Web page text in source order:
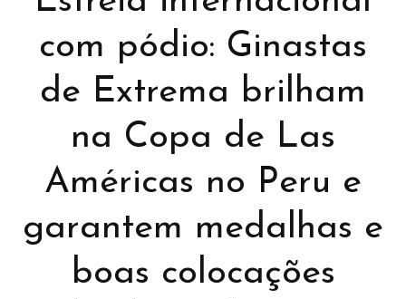
com pódio: Ginastas
de Extrema brilham
na Copa de Las
Américas no Peru e
garantem medalhas e
boas colocações